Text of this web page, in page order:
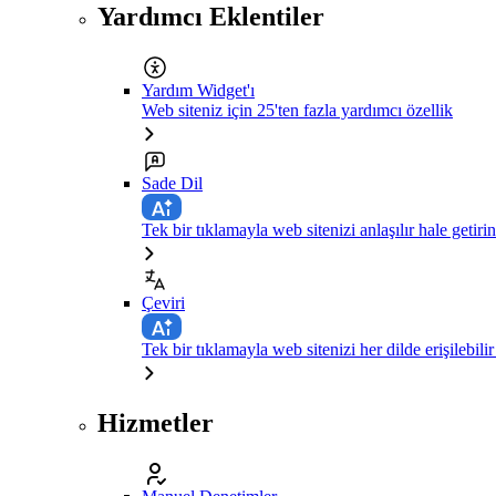
Yardımcı Eklentiler
Yardım Widget'ı
Web siteniz için 25'ten fazla yardımcı özellik
Sade Dil
Tek bir tıklamayla web sitenizi anlaşılır hale getirin
Çeviri
Tek bir tıklamayla web sitenizi her dilde
Hizmetler